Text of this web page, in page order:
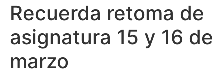
Recuerda retoma de
asignatura 15 y 16 de
marzo